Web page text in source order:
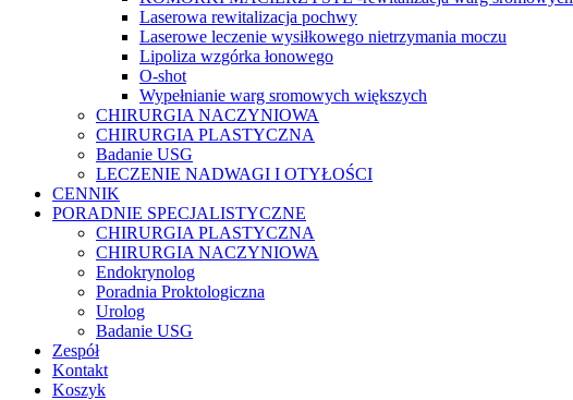
Laserowa rewitalizacja pochwy
Laserowe leczenie wysiłkowego nietrzymania moczu
Lipoliza wzgórka łonowego
O-shot
Wypełnianie warg sromowych większych
CHIRURGIA NACZYNIOWA
CHIRURGIA PLASTYCZNA
Badanie USG
LECZENIE NADWAGI I OTYŁOŚCI
CENNIK
PORADNIE SPECJALISTYCZNE
CHIRURGIA PLASTYCZNA
CHIRURGIA NACZYNIOWA
Endokrynolog
Poradnia Proktologiczna
Urolog
Badanie USG
Zespół
Kontakt
Koszyk